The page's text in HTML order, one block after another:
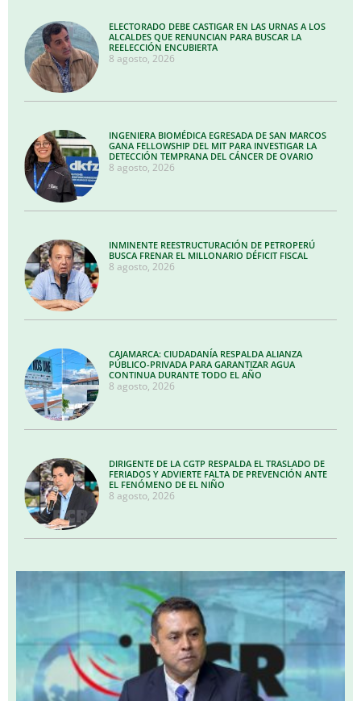
ELECTORADO DEBE CASTIGAR EN LAS URNAS A LOS
ALCALDES QUE RENUNCIAN PARA BUSCAR LA
REELECCIÓN ENCUBIERTA
8 agosto, 2026
INGENIERA BIOMÉDICA EGRESADA DE SAN MARCOS
GANA FELLOWSHIP DEL MIT PARA INVESTIGAR LA
DETECCIÓN TEMPRANA DEL CÁNCER DE OVARIO
8 agosto, 2026
INMINENTE REESTRUCTURACIÓN DE PETROPERÚ
BUSCA FRENAR EL MILLONARIO DÉFICIT FISCAL
8 agosto, 2026
CAJAMARCA: CIUDADANÍA RESPALDA ALIANZA
PÚBLICO-PRIVADA PARA GARANTIZAR AGUA
CONTINUA DURANTE TODO EL AÑO
8 agosto, 2026
DIRIGENTE DE LA CGTP RESPALDA EL TRASLADO DE
FERIADOS Y ADVIERTE FALTA DE PREVENCIÓN ANTE
EL FENÓMENO DE EL NIÑO
8 agosto, 2026